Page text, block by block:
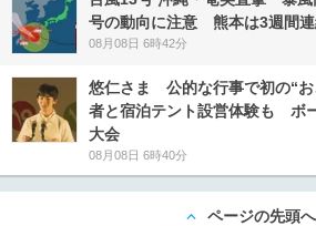
号の動向に注意 熊本は3週間
08月08日 6時42分
悠仁さま 公的な行事で初の“
者と宿泊テント設営体験も ボ
大会
08月08日 6時40分
ページの先頭へ